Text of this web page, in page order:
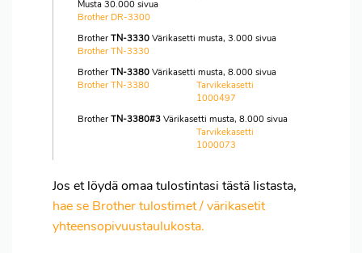
Musta 30.000 sivua
Brother DR-3300
Brother TN-3330 Värikasetti musta, 3.000 sivua
Brother TN-3330
Brother TN-3380 Värikasetti musta, 8.000 sivua
Brother TN-3380
Tarvikekasetti
1000497
Brother TN-3380#3 Värikasetti musta, 8.000 sivua
Tarvikekasetti
1000073
Jos et löydä omaa tulostintasi tästä listasta,
hae se Brother tulostimet / värikasetit
yhteensopivuustaulukosta.